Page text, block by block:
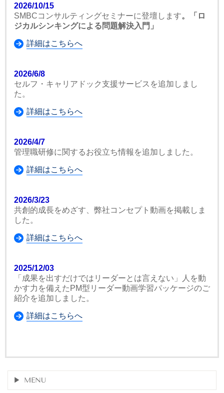
2026/10/15
SMBCコンサルティングセミナーに登壇します。「ロ
ジカルシンキングによる問題解決入門」
詳細はこちらへ
2026/6/8
セルフ・キャリアドック支援サービスを追加しまし
た。
詳細はこちらへ
2026/4/7
管理職研修に関するお役立ち情報を追加しました。
詳細はこちらへ
2026/3/23
共創的成長をめざす、弊社コンセプト動画を掲載しま
した。
詳細はこちらへ
2025/12/03
「成果を出すだけではリーダーとは言えない」人を動
かす力を備えたPM型リーダー動画学習パッケージのご
紹介を追加しました。
詳細はこちらへ
MENU